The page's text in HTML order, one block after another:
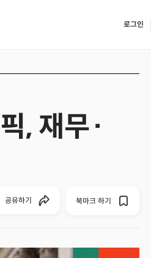
로그인
, 재무·
공유하기 북마크 하기